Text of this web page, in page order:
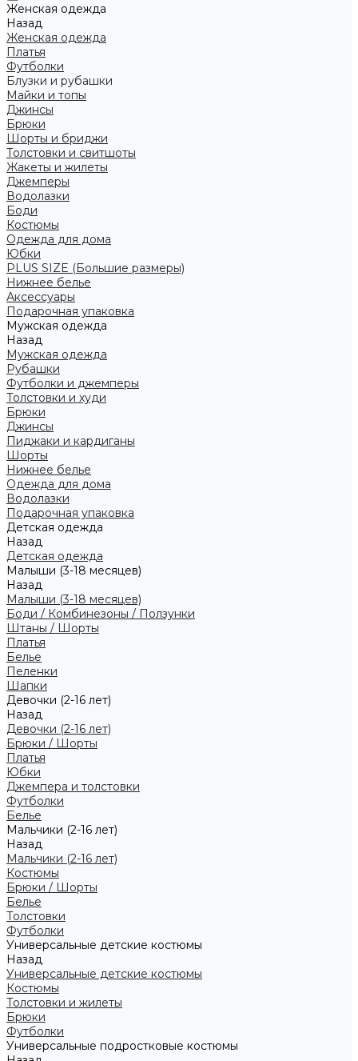
Женская одежда
Назад
Женская одежда
Платья
Футболки
Блузки и рубашки
Майки и топы
Джинсы
Брюки
Шорты и бриджи
Толстовки и свитшоты
Жакеты и жилеты
Джемперы
Водолазки
Боди
Костюмы
Одежда для дома
Юбки
PLUS SIZE (Большие размеры)
Нижнее белье
Аксессуары
Подарочная упаковка
Мужская одежда
Назад
Мужская одежда
Рубашки
Футболки и джемперы
Толстовки и худи
Брюки
Джинсы
Пиджаки и кардиганы
Шорты
Нижнее белье
Одежда для дома
Водолазки
Подарочная упаковка
Детская одежда
Назад
Детская одежда
Малыши (3-18 месяцев)
Назад
Малыши (3-18 месяцев)
Боди / Комбинезоны / Ползунки
Штаны / Шорты
Платья
Белье
Пеленки
Шапки
Девочки (2-16 лет)
Назад
Девочки (2-16 лет)
Брюки / Шорты
Платья
Юбки
Джемпера и толстовки
Футболки
Белье
Мальчики (2-16 лет)
Назад
Мальчики (2-16 лет)
Костюмы
Брюки / Шорты
Белье
Толстовки
Футболки
Универсальные детские костюмы
Назад
Универсальные детские костюмы
Костюмы
Толстовки и жилеты
Брюки
Футболки
Универсальные подростковые костюмы